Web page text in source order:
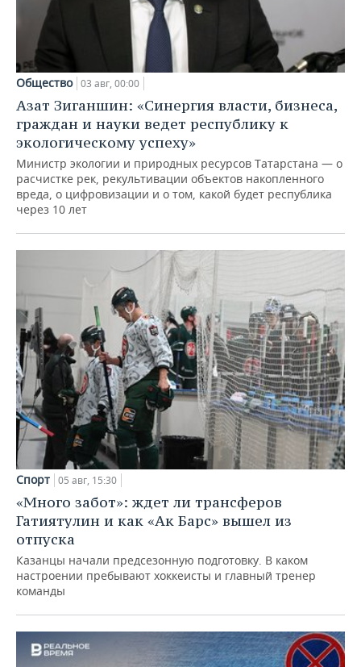
Общество 03 авг, 00:00
Азат Зиганшин: «Синергия власти, бизнеса,
граждан и науки ведет республику к
экологическому успеху»
Министр экологии и природных ресурсов Татарстана — о
расчистке рек, рекультивации объектов накопленного
вреда, о цифровизации и о том, какой будет республика
через 10 лет
Спорт 05 авг, 15:30
«Много забот»: ждет ли трансферов
Гатиятулин и как «Ак Барс» вышел из
отпуска
Казанцы начали предсезонную подготовку. В каком
настроении пребывают хоккеисты и главный тренер
команды